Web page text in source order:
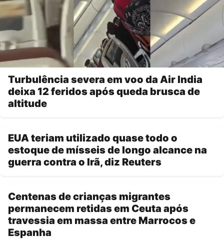
Turbulência severa em voo da Air India
deixa 12 feridos após queda brusca de
altitude
EUA teriam utilizado quase todo o
estoque de mísseis de longo alcance na
guerra contra o Irã, diz Reuters
Centenas de crianças migrantes
permanecem retidas em Ceuta após
travessia em massa entre Marrocos e
Espanha